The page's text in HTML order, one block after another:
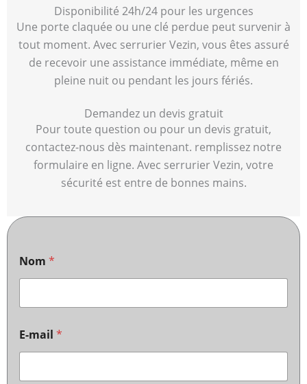
Disponibilité 24h/24 pour les urgences
Une porte claquée ou une clé perdue peut survenir à
tout moment. Avec serrurier Vezin, vous êtes assuré
de recevoir une assistance immédiate, même en
pleine nuit ou pendant les jours fériés.
Demandez un devis gratuit
Pour toute question ou pour un devis gratuit,
contactez-nous dès maintenant. remplissez notre
formulaire en ligne. Avec serrurier Vezin, votre
sécurité est entre de bonnes mains.
Nom *
E-mail *